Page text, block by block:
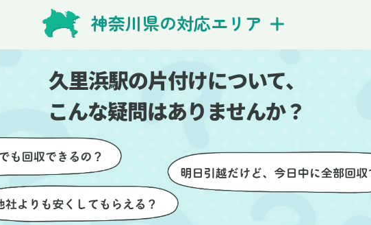
けないように細心の注意を払っ
ていただき、家全体がスムーズ
かったです。作業が終わった後
には、こちらからお願いしなく
ても部屋を簡単に清掃していた
だけたのも好印象でした。
さらに、分別の仕方やリサイク
ル可能なものについても教えて
いただき、今後の片付けにも役
立つ知識が増えました。また何
できました。引っ越し後の片付
とができました。
神奈川県の対応エリア
久里浜駅の片付けについて、
こんな疑問はありませんか？